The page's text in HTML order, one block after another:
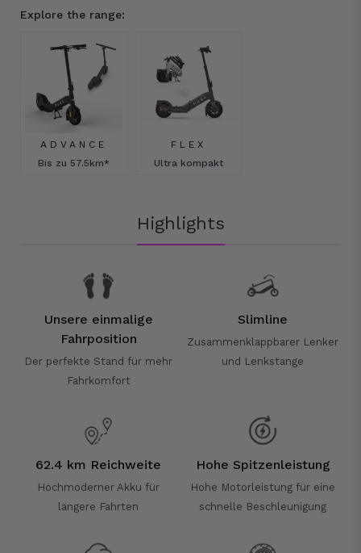
Explore the range:
ADVANCE
Bis zu 57.5km*
FLEX
Ultra kompakt
Highlights
Unsere einmalige
Fahrposition
Der perfekte Stand für mehr
Fahrkomfort
Slimline
Zusammenklappbarer Lenker
und Lenkstange
62.4 km Reichweite
Hochmoderner Akku für
längere Fahrten
Hohe Spitzenleistung
Hohe Motorleistung für eine
schnelle Beschleunigung